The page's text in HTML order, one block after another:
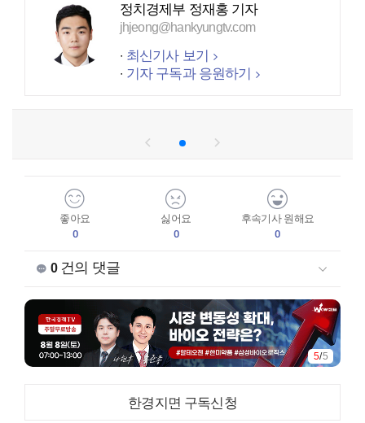
정치경제부 정재홍 기자
jhjeong@hankyungtv.com
최신기사 보기
기자 구독과 응원하기
좋아요
0
싫어요
0
후속기사 원해요
0
0건의 댓글
1/5
한경지면 구독신청